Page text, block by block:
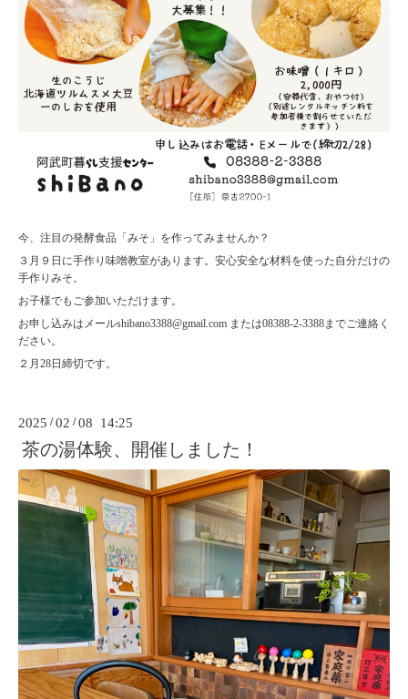
今、注目の発酵食品「みそ」を作ってみませんか？
３月９日に手作り味噌教室があります。安心安全な材料を使った自分だけの
手作りみそ。
お子様でもご参加いただけます。
お申し込みはメールshibano3388@gmail.com または08388-2-3388までご連絡く
ださい。
２月28日締切です。
2025 /02 /08 14:25
茶の湯体験、開催しました！